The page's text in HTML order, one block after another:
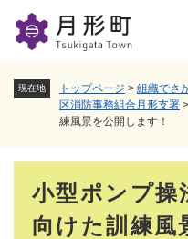
現在地 トップページ > 組織でさ
区消防事務組合月形支署 >
練風景を公開します！
小型ポンプ操
向けた訓練風